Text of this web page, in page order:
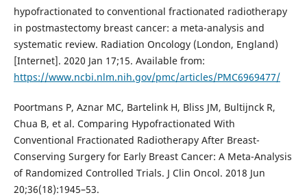
hypofractionated to conventional fractionated radiotherapy
in postmastectomy breast cancer: a meta-analysis and
systematic review. Radiation Oncology (London, England)
[Internet]. 2020 Jan 17;15. Available from:
https://www.ncbi.nlm.nih.gov/pmc/articles/PMC6969477/
Poortmans P, Aznar MC, Bartelink H, Bliss JM, Bultijnck R,
Chua B, et al. Comparing Hypofractionated With
Conventional Fractionated Radiotherapy After Breast-
Conserving Surgery for Early Breast Cancer: A Meta-Analysis
of Randomized Controlled Trials. J Clin Oncol. 2018 Jun
20;36(18):1945–53.